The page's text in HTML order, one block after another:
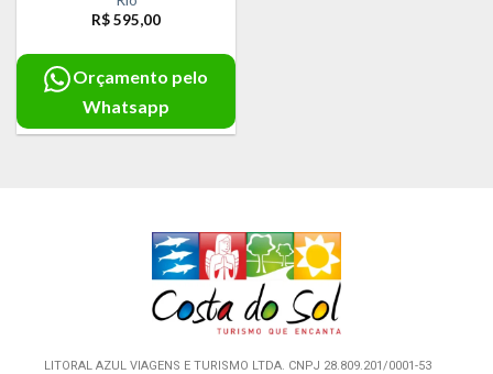
R$595,00
Orçamento pelo
Whatsapp
LITORAL AZUL VIAGENS E TURISMO LTDA. CNPJ 28.809.201/0001-53